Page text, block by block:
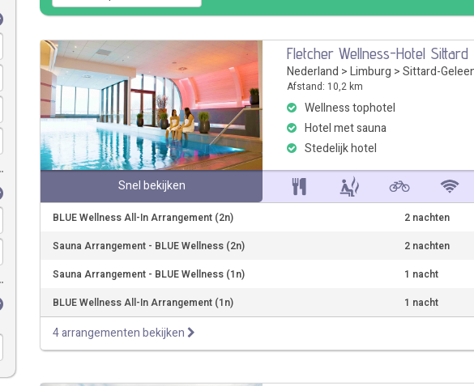
Fletcher Wellness-Hotel Sittard
Nederland > Limburg > Sittard-
Afstand: 10,2 km
Wellness tophotel
Hotel met sauna
Stedelijk hotel
Snel bekijken
BLUE Wellness All-In Arrangement (2n) 2 nachten
Sauna Arrangement - BLUE Wellness (2n)
2 nachten
Sauna Arrangement - BLUE Wellness (1n)
1 nacht
BLUE Wellness All-In Arrangement (1n)
1 nacht
4 arrangementen bekijken